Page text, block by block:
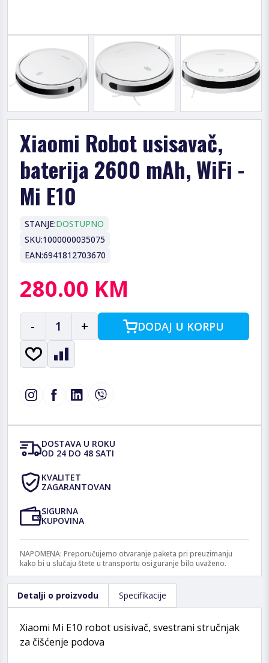
Xiaomi Robot usisavač,
baterija 2600 mAh, WiFi -
Mi E10
STANJE:DOSTUPNO
SKU:1000000035075
EAN:6941812703670
280.00 KM
- 1 + DODAJ U KORPU
DOSTAVA U ROKU
OD 24 DO 48 SATI
KVALITET
ZAGARANTOVAN
SIGURNA
KUPOVINA
NAPOMENA: Preporučujemo otvaranje paketa pri preuzimanju
kako bi u slučaju štete u transportu osiguranje bilo uvaženo.
Detalji o proizvodu Specifikacije
Xiaomi Mi E10 robot usisivač, svestrani stručnjak
za čišćenje podova